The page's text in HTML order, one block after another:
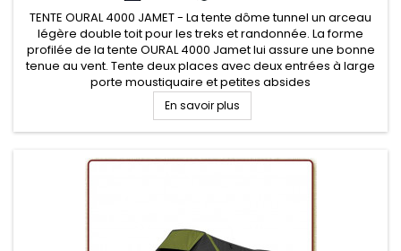
TENTE OURAL 4000 JAMET - La tente dôme tunnel un arceau
légère double toit pour les treks et randonnée. La forme
profilée de la tente OURAL 4000 Jamet lui assure une bonne
tenue au vent. Tente deux places avec deux entrées à large
porte moustiquaire et petites absides
En savoir plus